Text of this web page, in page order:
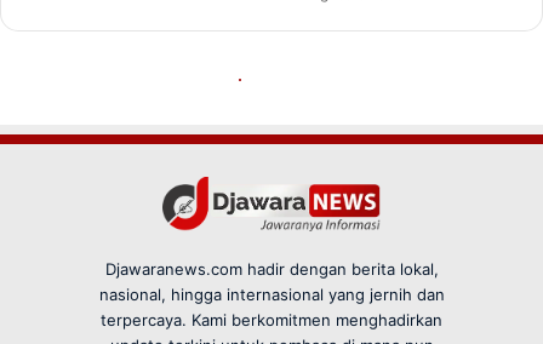
Djawaranews.com hadir dengan berita lokal,
nasional, hingga internasional yang jernih dan
terpercaya. Kami berkomitmen menghadirkan